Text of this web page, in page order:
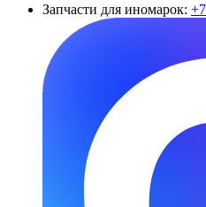
Запчасти для иномарок: